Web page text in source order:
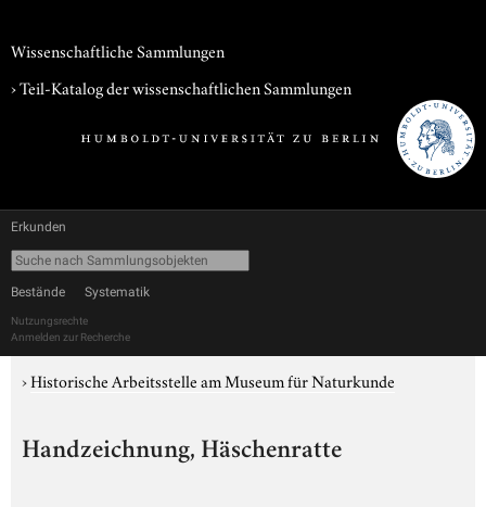
Wissenschaftliche Sammlungen
› Teil-Katalog der wissenschaftlichen Sammlungen
Erkunden
Bestände Systematik
Nutzungsrechte
Anmelden zur Recherche
›Historische Arbeitsstelle am Museum für Naturkunde
Handzeichnung, Häschenratte